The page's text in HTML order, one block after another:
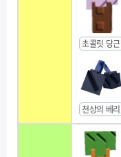
초콜릿 당근
천상의 베리